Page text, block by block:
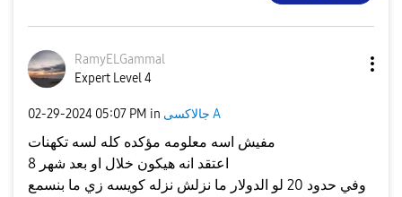
RamyELGammal
Expert Level 4
‎02-29-2024 05:07 PM in جالاكسى A
مفيش اسه معلومه مؤكده كله لسه تكهنات
اعتقد انه هيكون خلال او بعد شهر 8
وفي حدود 20 لو الدولار ما نزلش نزله كويسه زي ما بنسمع